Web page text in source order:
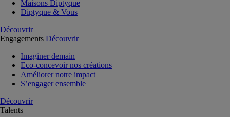
Maisons Diptyque
Diptyque & Vous
Découvrir
Engagements Découvrir
Imaginer demain
Eco-concevoir nos créations
Améliorer notre impact
S’engager ensemble
Découvrir
Talents